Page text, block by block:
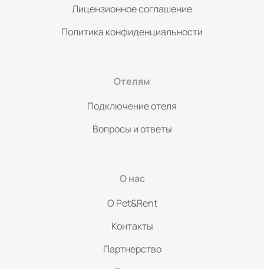
Лицензионное соглашение
Политика конфиденциальности
Отелям
Подключение отеля
Вопросы и ответы
О нас
O Pet&Rent
Контакты
Партнерство
Политикой конфиденциальности